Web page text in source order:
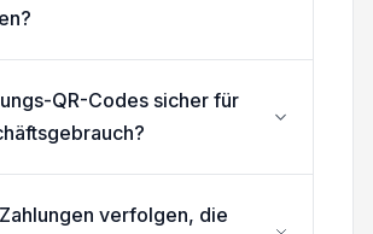
QR-Codes sicher für
verfolgen, die